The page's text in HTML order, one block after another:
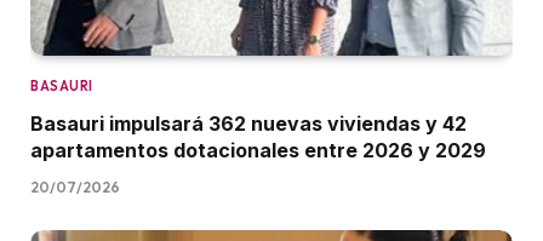
BASAURI
Basauri impulsará 362 nuevas viviendas y 42
apartamentos dotacionales entre 2026 y 2029
20/07/2026